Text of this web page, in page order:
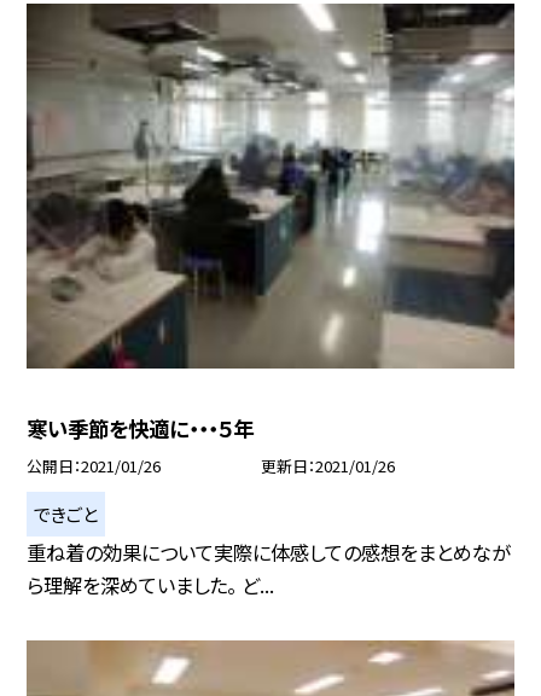
寒い季節を快適に・・・５年
公開日 2021/01/26 更新日 2021/01/26
できごと
重ね着の効果について実際に体感しての感想をまとめなが
ら理解を深めていました。 ど...